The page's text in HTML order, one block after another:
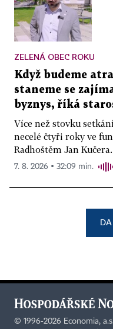
ZELENÁ OBEC ROKU
Když budeme
staneme se
byznys, říká
Více než stovku
necelé čtyři roky ve
Radhoštěm Jan
7. 8. 2026 ▪ 32:09 min.
© 1996-2026 Economia,